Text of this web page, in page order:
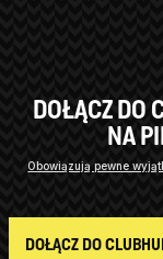
DOŁĄCZ DO
NA
Obowiązują pewne
DOŁĄCZ DO